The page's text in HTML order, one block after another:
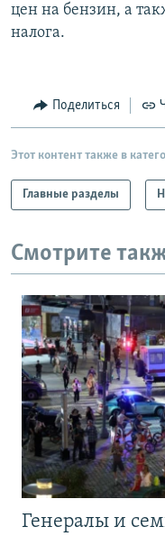
цен на бензин, а
налога.
Поделиться
Этот контент также в
Главные разделы
Смотрите
Генералы и